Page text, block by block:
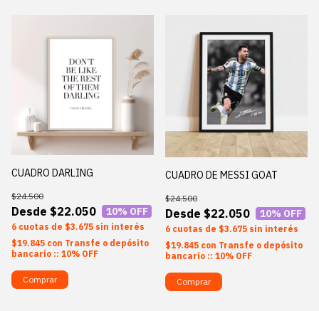
CUADRO DARLING
$22.050
$24.500
10% OFF
6 $3.675 sin interés
$19.845 con Transfe o depósito
bancario :: 10% OFF
Comprar
CUADRO DE MESSI GOAT
$22.050
$24.500
10% OFF
6 $3.675 sin interés
$19.845 con Transfe o depósito
bancario :: 10% OFF
Comprar